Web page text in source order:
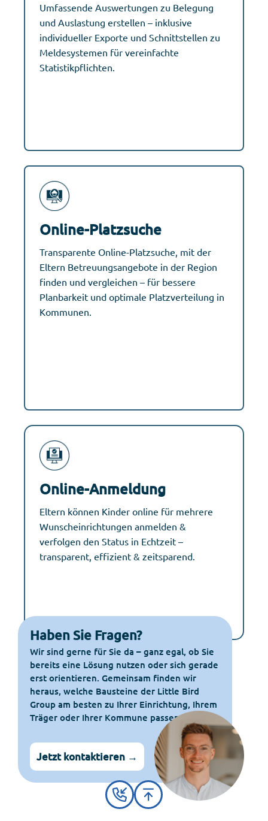
Umfassende Auswertungen zu Belegung
und Auslastung erstellen – inklusive
individueller Exporte und Schnittstellen zu
Meldesystemen für vereinfachte
Statistikpflichten.
Online-Platzsuche
Transparente Online-Platzsuche, mit der
Eltern Betreuungsangebote in der Region
finden und vergleichen – für bessere
Planbarkeit und optimale Platzverteilung in
Kommunen.
Online-Anmeldung
Eltern können Kinder online für mehrere
Wunscheinrichtungen anmelden &
verfolgen den Status in Echtzeit –
transparent, effizient & zeitsparend.
Haben Sie Fragen?
Wir sind gerne für Sie da – ganz egal, ob Sie
bereits eine Lösung nutzen oder sich gerade
erst orientieren. Gemeinsam finden wir
heraus, welche Bausteine der Little Bird
Group am besten zu Ihrer Einrichtung, Ihrem
Träger oder Ihrer Kommune passen.
Jetzt kontaktieren →